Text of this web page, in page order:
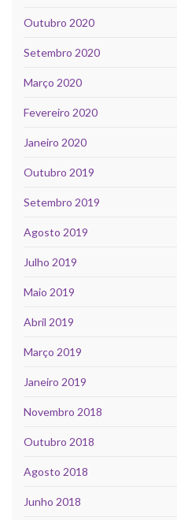
Outubro 2020
Setembro 2020
Março 2020
Fevereiro 2020
Janeiro 2020
Outubro 2019
Setembro 2019
Agosto 2019
Julho 2019
Maio 2019
Abril 2019
Março 2019
Janeiro 2019
Novembro 2018
Outubro 2018
Agosto 2018
Junho 2018